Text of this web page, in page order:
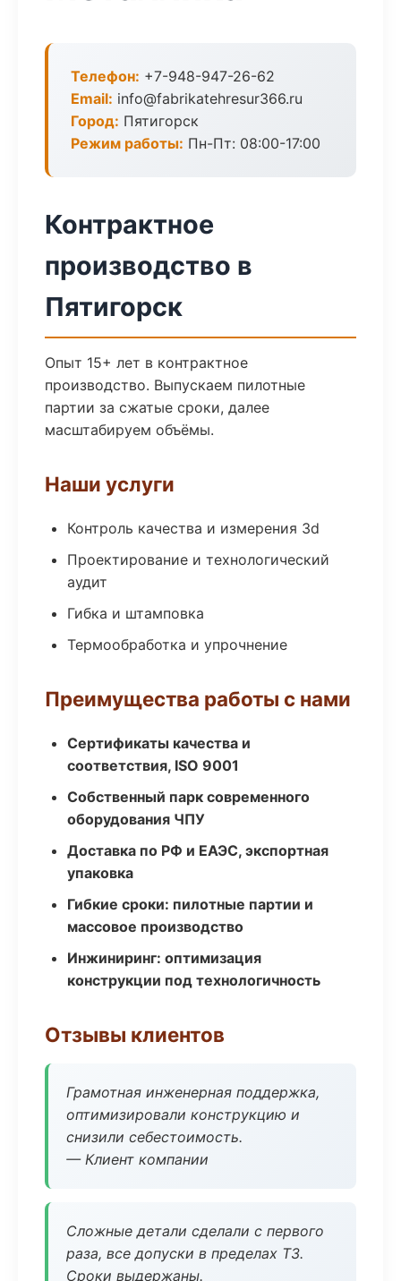
Телефон: +7-948-947-26-62
Email: info@fabrikatehresur366.ru
Город: Пятигорск
Режим работы: Пн-Пт: 08:00-17:00
Контрактное
производство в
Пятигорск
Опыт 15+ лет в контрактное
производство. Выпускаем пилотные
партии за сжатые сроки, далее
масштабируем объёмы.
Наши услуги
Контроль качества и измерения 3d
Проектирование и технологический
аудит
Гибка и штамповка
Термообработка и упрочнение
Преимущества работы с нами
Сертификаты качества и
соответствия, ISO 9001
Собственный парк современного
оборудования ЧПУ
Доставка по РФ и ЕАЭС, экспортная
упаковка
Гибкие сроки: пилотные партии и
массовое производство
Инжиниринг: оптимизация
конструкции под технологичность
Отзывы клиентов
Грамотная инженерная поддержка,
оптимизировали конструкцию и
снизили себестоимость.
— Клиент компании
Сложные детали сделали с первого
раза, все допуски в пределах ТЗ.
Сроки выдержаны.